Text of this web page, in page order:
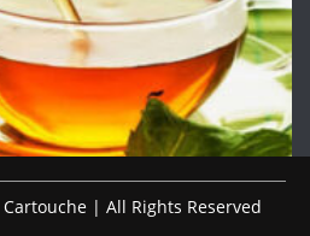
| All Rights Reserved